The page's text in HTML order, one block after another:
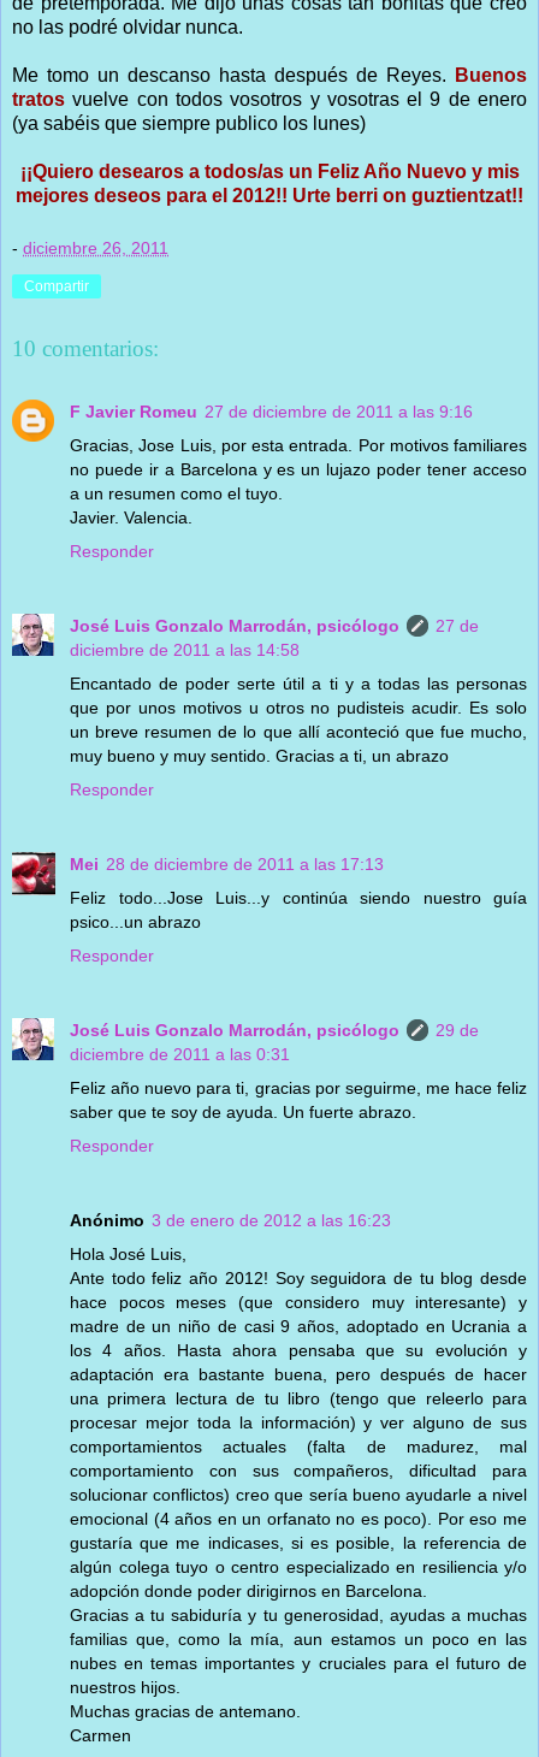
no las podré olvidar nunca.
Me tomo un descanso hasta después de Reyes.
Buenos
tratos vuelve con todos vosotros y vosotras el 9 de enero
(ya sabéis que siempre publico los lunes)
¡¡Quiero desearos a todos/as un Feliz Año Nuevo y mis
mejores deseos para el 2012!! Urte berri on guztientzat!!
- diciembre 26, 2011
Compartir
10 comentarios:
F Javier Romeu 27 de diciembre de 2011 a las 9:16
Gracias, Jose Luis, por esta entrada. Por motivos familiares
no puede ir a Barcelona y es un lujazo poder tener acceso
a un resumen como el tuyo.
Javier. Valencia.
Responder
José Luis Gonzalo Marrodán, psicólogo
27 de
diciembre de 2011 a las 14:58
Encantado de poder serte útil a ti y a todas las personas
que por unos motivos u otros no pudisteis acudir. Es solo
un breve resumen de lo que allí aconteció que fue mucho,
muy bueno y muy sentido. Gracias a ti, un abrazo
Responder
Mei 28 de diciembre de 2011 a las 17:13
Feliz todo...Jose Luis...y continúa siendo nuestro guía
psico...un abrazo
Responder
José Luis Gonzalo Marrodán, psicólogo
29 de
diciembre de 2011 a las 0:31
Feliz año nuevo para ti, gracias por seguirme, me hace feliz
saber que te soy de ayuda. Un fuerte abrazo.
Responder
Anónimo 3 de enero de 2012 a las 16:23
Hola José Luis,
Ante todo feliz año 2012! Soy seguidora de tu blog desde
hace pocos meses (que considero muy interesante) y
madre de un niño de casi 9 años, adoptado en Ucrania a
los 4 años. Hasta ahora pensaba que su evolución y
adaptación era bastante buena, pero después de hacer
una primera lectura de tu libro (tengo que releerlo para
procesar mejor toda la información) y ver alguno de sus
comportamientos actuales (falta de madurez, mal
comportamiento con sus compañeros, dificultad para
solucionar conflictos) creo que sería bueno ayudarle a nivel
emocional (4 años en un orfanato no es poco). Por eso me
gustaría que me indicases, si es posible, la referencia de
algún colega tuyo o centro especializado en resiliencia y/o
adopción donde poder dirigirnos en Barcelona.
Gracias a tu sabiduría y tu generosidad, ayudas a muchas
familias que, como la mía, aun estamos un poco en las
nubes en temas importantes y cruciales para el futuro de
nuestros hijos.
Muchas gracias de antemano.
Carmen